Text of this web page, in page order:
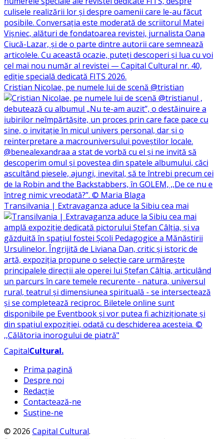
Cristian Nicolae, pe numele lui de scenă @tristian
Transilvania | Extravaganza aduce la Sibiu cea mai
CapitalCultural.
Prima pagină
Despre noi
Redacție
Contactează-ne
Susține-ne
© 2026 Capital Cultural.